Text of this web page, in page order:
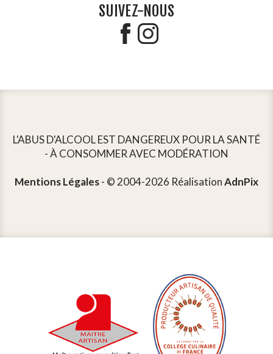
SUIVEZ-NOUS
L'ABUS D'ALCOOL EST DANGEREUX POUR LA SANTÉ
- À CONSOMMER AVEC MODÉRATION
Mentions Légales- © 2004-2026 RéalisationAdnPix